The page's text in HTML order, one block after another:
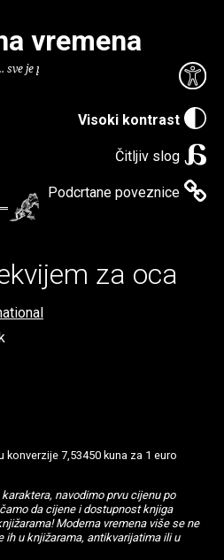
Visoki kontrast
Čitljiv slog
Podcrtane poveznice
vremena
sve je puno knjiga.
za oca
7,53450 kuna za 1 euro
navodimo prvu cijenu po
da cijene i dostupnost knjiga
Moderna vremena više se ne
ih u knjižarama, antikvarijatima ili u